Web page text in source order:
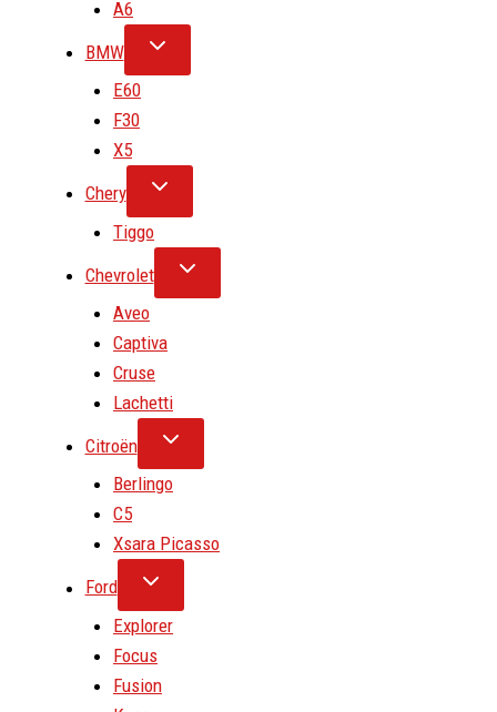
A6
BMW
E60
F30
X5
Chery
Tiggo
Chevrolet
Aveo
Captiva
Cruse
Lachetti
Citroën
Berlingo
C5
Xsara Picasso
Ford
Explorer
Focus
Fusion